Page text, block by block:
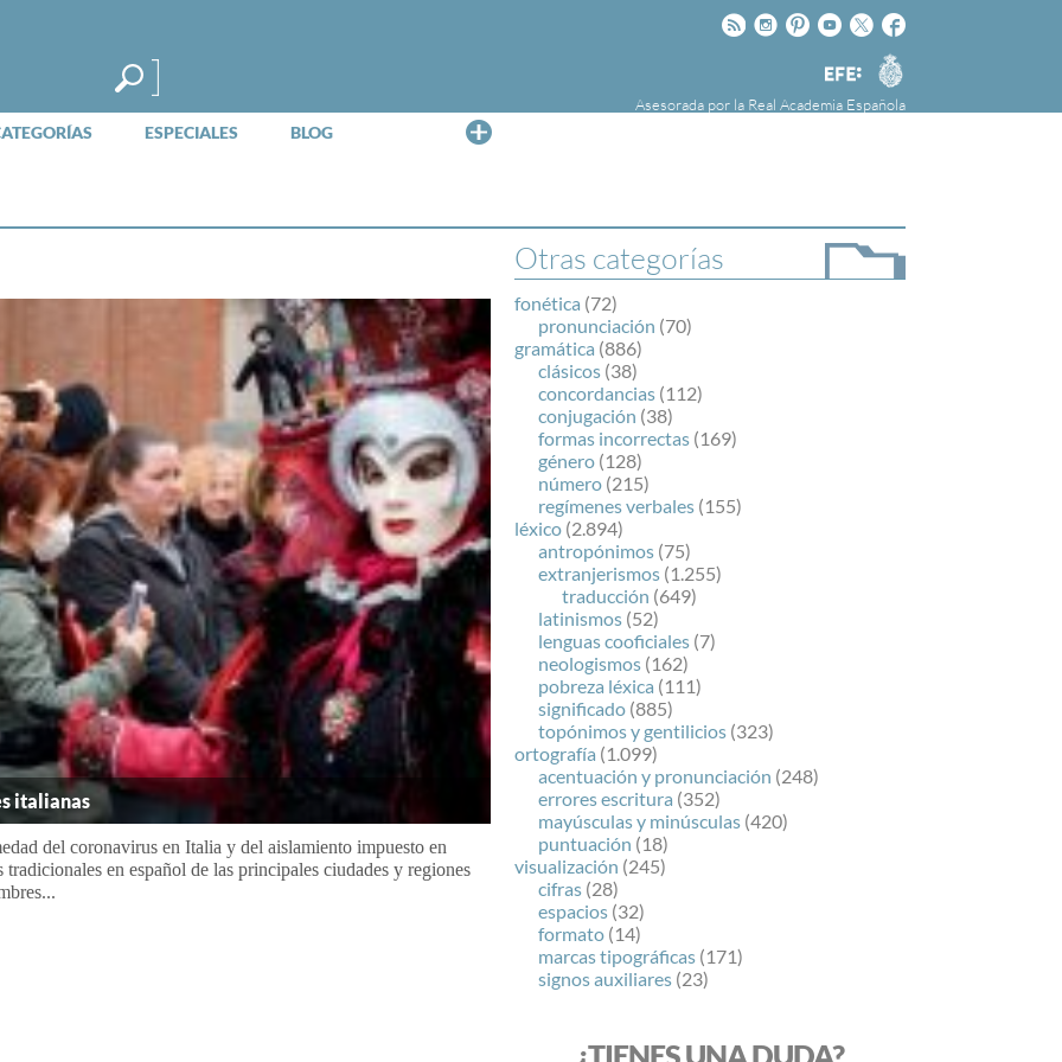
Facebook
Twitter
Youtube
Pinteres
Instagram
Rss
Agencia
EFE
Asesorada por la Real Academia Española
ESPECIALES BLOG
la Agencia Efe y la Real Academia Española,
cuyo objetivo es colaborar con el buen uso del
español en los medios de comunicación y en
Internet.
Otras categorías
fonética (72)
pronunciación (70)
gramática (886)
clásicos (38)
concordancias (112)
conjugación (38)
formas incorrectas (169)
género (128)
número (215)
regímenes verbales (155)
léxico (2.894)
antropónimos (75)
extranjerismos (1.255)
traducción (649)
latinismos (52)
lenguas cooficiales (7)
neologismos (162)
pobreza léxica (111)
significado (885)
topónimos y gentilicios (323)
ortografía (1.099)
acentuación y pronunciación (248)
errores escritura (352)
mayúsculas y minúsculas (420)
puntuación (18)
visualización (245)
cifras (28)
espacios (32)
formato (14)
marcas tipográficas (171)
signos auxiliares (23)
italianas
del coronavirus en Italia y del aislamiento impuesto en
en español de las principales ciudades y regiones
¿TIENES UNA DUDA?